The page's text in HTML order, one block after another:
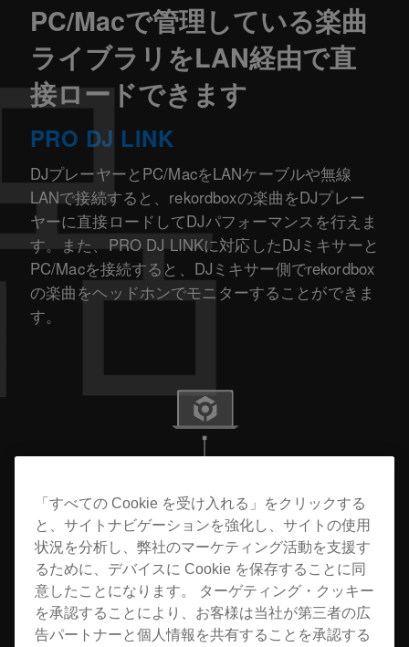
PC/Macで管理している楽曲
ライブラリをLAN経由で直
接ロードできます
PRO DJ LINK
DJプレーヤーとPC/MacをLANケーブルや無線
LANで接続すると、rekordboxの楽曲をDJプレー
ヤーに直接ロードしてDJパフォーマンスを行えま
す。また、PRO DJ LINKに対応したDJミキサーと
PC/Macを接続すると、DJミキサー側でrekordbox
の楽曲をヘッドホンでモニターすることができま
す。
「すべての Cookie を受け入れる」をクリックする
と、サイトナビゲーションを強化し、サイトの使用
状況を分析し、弊社のマーケティング活動を支援す
るために、デバイスに Cookie を保存することに同
意したことになります。 ターゲティング・クッキー
を承認することにより、お客様は当社が第三者の広
告パートナーと個人情報を共有することを承認する